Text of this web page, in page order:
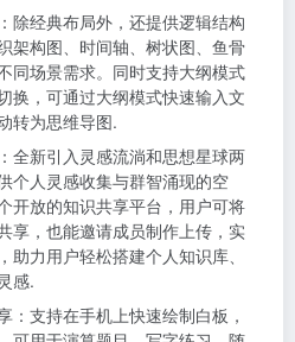
除经典布局外，还提供逻辑结构
架构图、时间轴、树状图、鱼骨
同场景需求。同时支持大纲模式
换，可通过大纲模式快速输入文
转为思维导图.
全新引入灵感流淌和思想星球两
个人灵感收集与群智涌现的空
开放的知识共享平台，用户可将
享，也能邀请成员制作上传，实
助力用户轻松搭建个人知识库、
感.
：支持在手机上快速绘制白板，